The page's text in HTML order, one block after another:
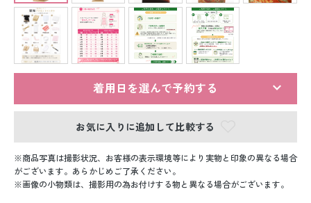
ベビー洋装レンタル
紋付袴レンタル
男性礼装レンタル
スーツレンタル
着用日を選んで予約する
お気に入りに追加して比較する
商品写真は撮影状況、お客様の表示環境等により実物と印象の異なる場合
がございます。あらかじめご了承ください。
画像の小物類は、撮影用の為お付けする物と異なる場合がございます。